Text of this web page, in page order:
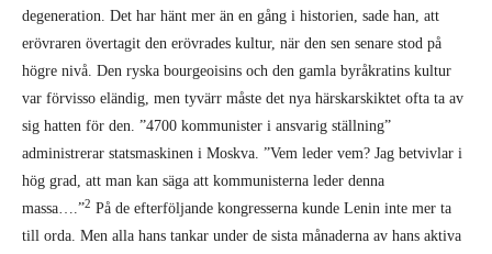
degeneration. Det har hänt mer än en gång i historien, sade han, att
erövraren övertagit den erövrades kultur, när den sen senare stod på
högre nivå. Den ryska bourgeoisins och den gamla byråkratins kultur
var förvisso eländig, men tyvärr måste det nya härskarskiktet ofta ta av
sig hatten för den. ”4700 kommunister i ansvarig ställning”
administrerar statsmaskinen i Moskva. ”Vem leder vem? Jag betvivlar i
hög grad, att man kan säga att kommunisterna leder denna
massa….”2 På de efterföljande kongresserna kunde Lenin inte mer ta
till orda. Men alla hans tankar under de sista månaderna av hans aktiva